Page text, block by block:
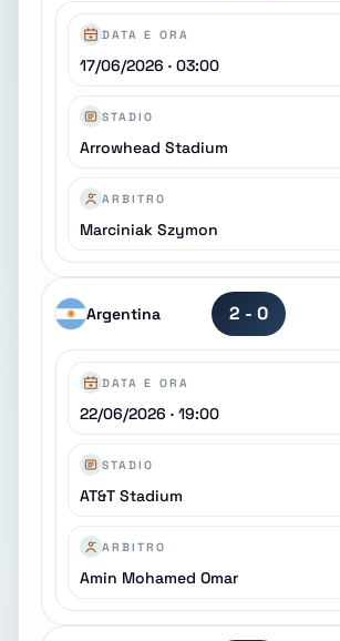
DATA E ORA
17/06/2026 · 03:00
STADIO
Arrowhead Stadium
ARBITRO
Marciniak Szymon
Argentina 2 - 0
DATA E ORA
22/06/2026 · 19:00
STADIO
AT&T Stadium
ARBITRO
Amin Mohamed Omar